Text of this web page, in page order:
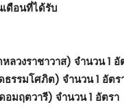
ดือนที่ได้รับ
หลวงราชาวาส) จำนวน 1 อั
ธรรมโศภิต) จำนวน 1 อัตร
อมฤตวารี) จำนวน 1 อัตรา